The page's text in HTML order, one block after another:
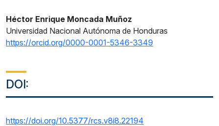
Héctor Enrique Moncada Muñoz
Universidad Nacional Autónoma de Honduras
https://orcid.org/0000-0001-5346-3349
DOI:
https://doi.org/10.5377/rcs.v8i8.22194